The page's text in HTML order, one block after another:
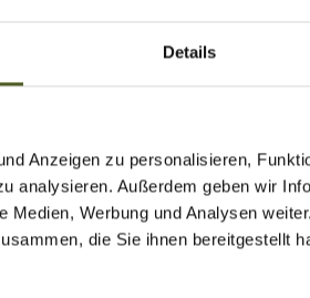
Details
Anzeigen zu personalisieren,
analysieren. Außerdem geben wir
Medien, Werbung und Analysen
die Sie ihnen bereitgestellt
Entdecken
gesamten